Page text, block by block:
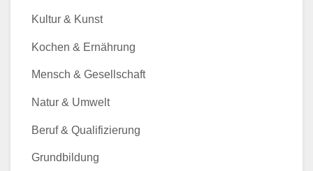
Kultur & Kunst
Kochen & Ernährung
Mensch & Gesellschaft
Natur & Umwelt
Beruf & Qualifizierung
Grundbildung